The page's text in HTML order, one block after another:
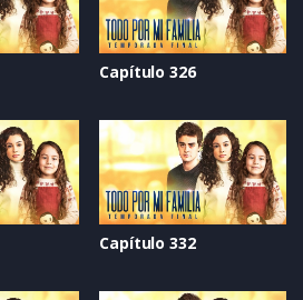
Capítulo 326
Capítulo 332